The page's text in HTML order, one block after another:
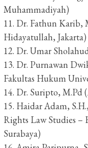
Muhammadiyah)
11. Dr. Fathun Karib,
Hidayatullah, Jakarta)
12. Dr. Umar
13. Dr. Purnawan
Fakultas Hukum
14. Dr. Suripto, M.Pd
15. Haidar Adam,
Rights Law Studies –
Surabaya)